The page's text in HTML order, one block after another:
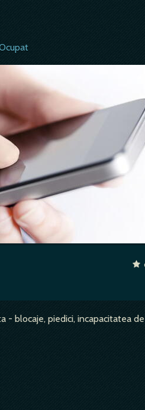
- blocaje, piedici, incapacitatea